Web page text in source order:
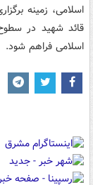
اسلامی، زمینه
قائد شهید در
اسلامی فراهم شود.